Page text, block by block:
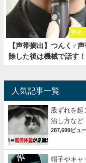
芸能
【声帯摘出】つんく♂声
除した後は機械で話す！
人気記事一覧
股ずれを起
治し方など
287,699ビュ
帽子やキャ